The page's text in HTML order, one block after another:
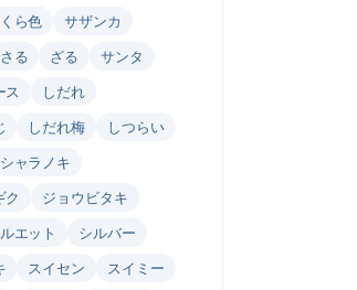
ら色
サザンカ
さる ざる
サンタ
ス
しだれ
しだれ梅
しつらい
シャラノキ
ク
ジョウビタキ
エット
シルバー
スイセン
スイミー